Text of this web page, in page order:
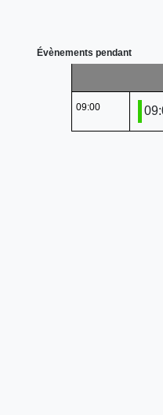
Évènements pendant
09:00